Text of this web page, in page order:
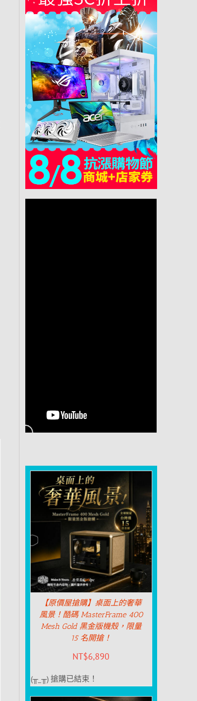
【原價屋搶購】桌面上的奢華
風景！酷碼 MasterFrame 400
Mesh Gold 黑金版機殼，限量
15 名開搶！
NT$6,890
(╥_╥) 搶購已結束！